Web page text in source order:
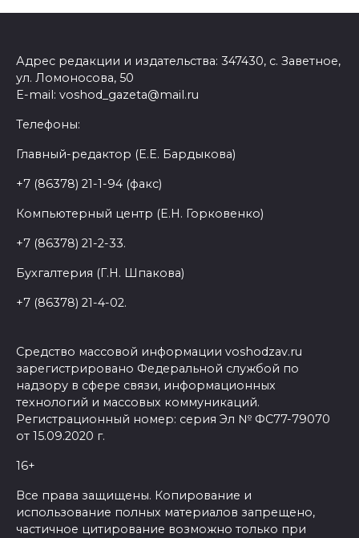
Адрес редакции и издательства: 347430, с. Заветное,
ул. Ломоносова, 50
E-mail: voshod_gazeta@mail.ru
Телефоны:
Главный-редактор (Е.Е. Бардыкова)
+7 (86378) 21-1-94 (факс)
Компьютерный центр (Е.Н. Горковенко)
+7 (86378) 21-2-33.
Бухгалтерия (Г.Н. Шпакова)
+7 (86378) 21-4-02.
Средство массовой информации voshodzav.ru
зарегистрировано Федеральной службой по
надзору в сфере связи, информационных
технологий и массовых коммуникаций.
Регистрационный номер: серия Эл № ФС77-79070
от 15.09.2020 г.
16+
Все права защищены. Копирование и
использование полных материалов запрещено,
частичное цитирование возможно только при